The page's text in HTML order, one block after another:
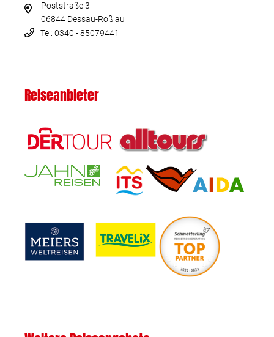
Poststraße 3
06844 Dessau-Roßlau
Tel: 0340 - 85079441
Reiseanbieter